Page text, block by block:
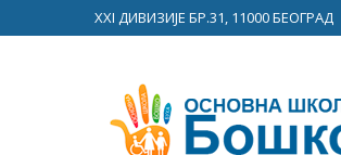
XXI ДИВИЗИЈЕ БР.31, 11000 БЕОГРАД